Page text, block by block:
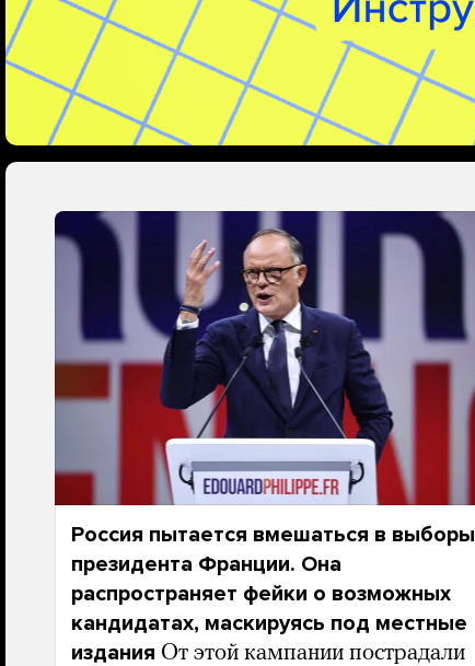
Россия пытается вмешаться в выборы
президента Франции. Она
распространяет фейки о возможных
кандидатах, маскируясь под местные
издания От этой кампании пострадали